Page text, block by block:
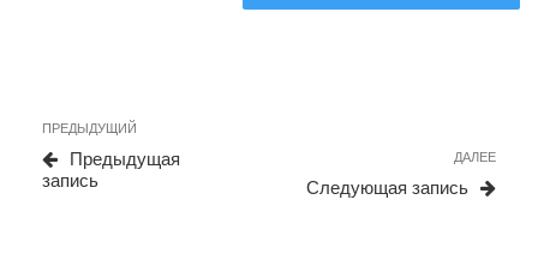
записям
Предыдущая
запись
ПРЕДЫДУЩИЙ
Предыдущая
запись
ДАЛЕЕ
Следующая запись